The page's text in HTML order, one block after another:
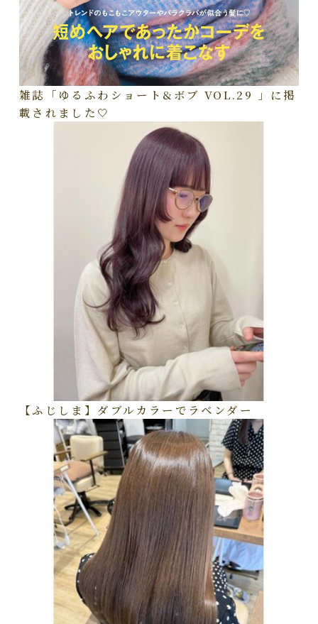
雑誌「ゆるふわショート&ボブ VOL.29 」に掲
載されました🤍
【ふじしま】ダブルカラーでラベンダー